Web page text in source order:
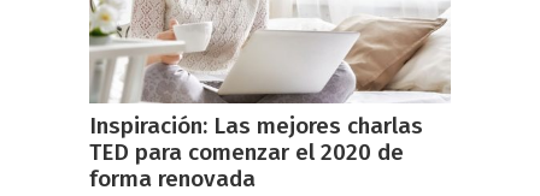
Inspiración: Las mejores charlas
TED para comenzar el 2020 de
forma renovada